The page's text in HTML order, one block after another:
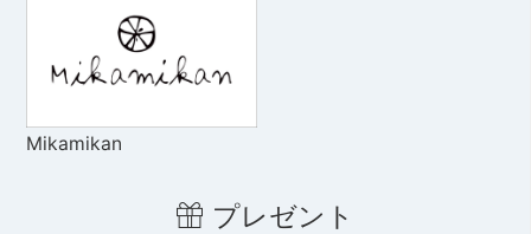
Mikamikan
プレゼント